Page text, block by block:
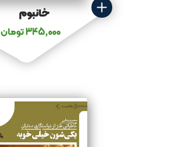
خانبوم
345,000تومان